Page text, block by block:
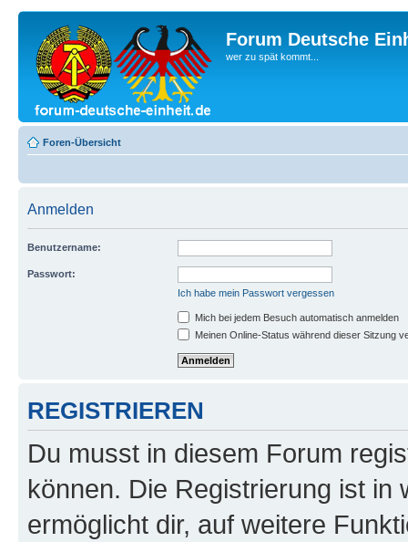
Forum Deutsche
wer zu spät kommt...
Foren-Übersicht
Anmelden
Benutzername:
Passwort:
Ich habe mein Passwort vergessen
Mich bei jedem Besuch automatisch anmelden
Meinen Online-Status während dieser Sitzung
REGISTRIEREN
Du musst in diesem Forum
können. Die Registrierung ist in
ermöglicht dir, auf weitere